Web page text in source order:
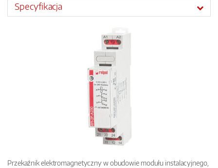
Specyfikacja
Przekaźnik elektromagnetyczny w obudowie modułu instalacyjnego,